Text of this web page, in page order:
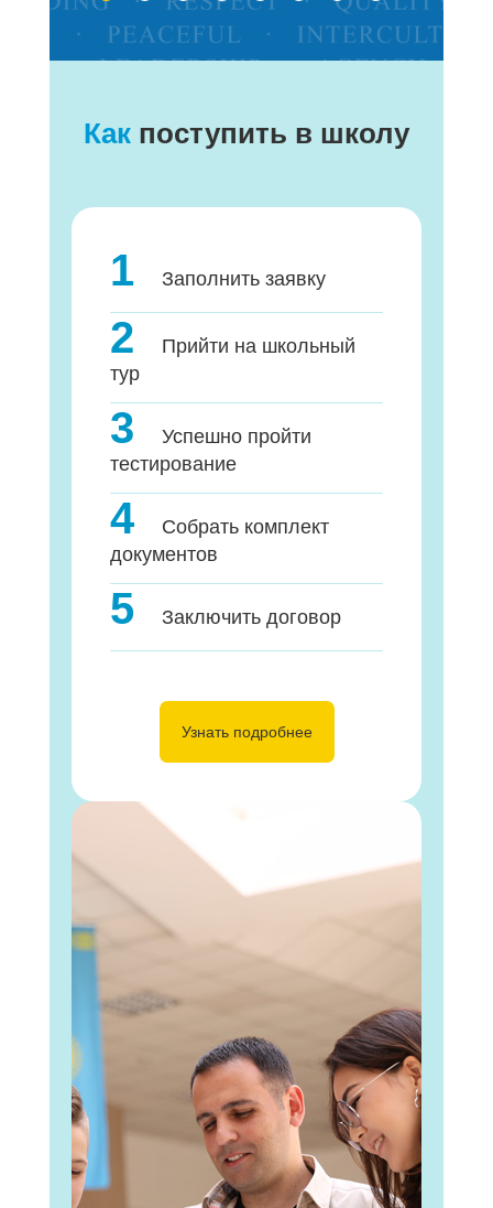
Как поступить в школу
1 Заполнить заявку
2
Прийти на школьный
тур
3
Успешно пройти
тестирование
4
Собрать комплект
документов
5 Заключить договор
Узнать подробнее